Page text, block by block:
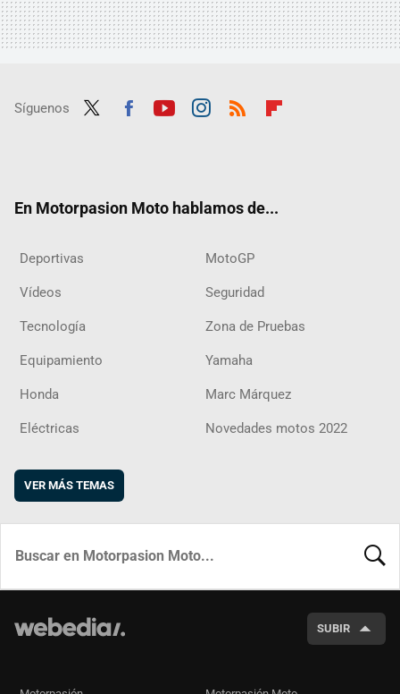
Síguenos
En Motorpasion Moto hablamos de...
Deportivas MotoGP
Vídeos Seguridad
Tecnología Zona de Pruebas
Equipamiento Yamaha
Honda Marc Márquez
Eléctricas Novedades motos 2022
VER MÁS TEMAS
SUBIR